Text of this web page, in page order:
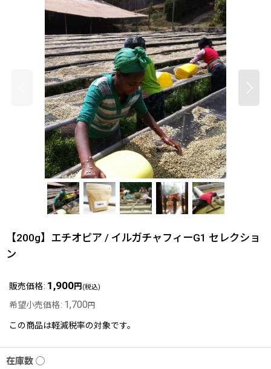
【200g】エチオピア / イルガチャフィーG1 セレクショ
ン
販売価格: 1,900円 (税込)
希望小売価格: 1,700 円
この商品は軽減税率の対象です。
在庫数 ◯